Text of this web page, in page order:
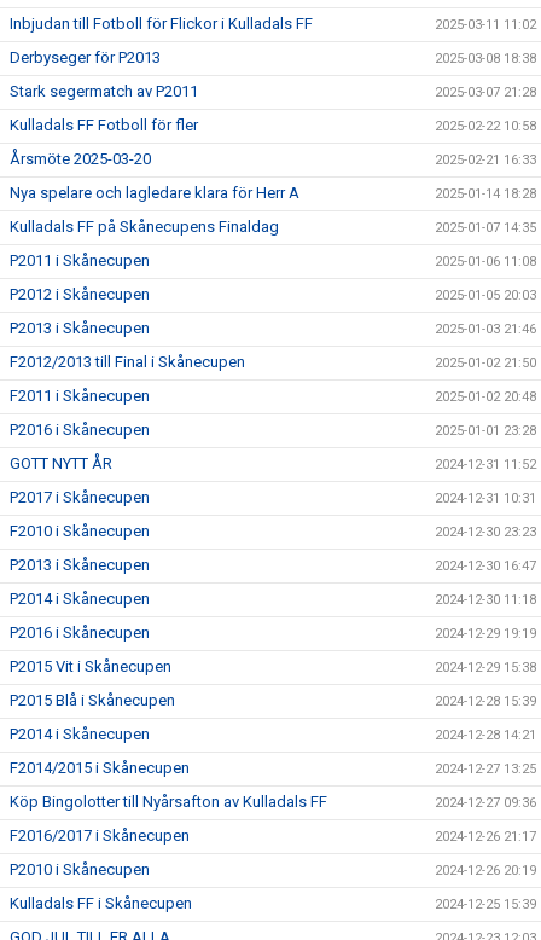
Inbjudan till Fotboll för Flickor i Kulladals FF 2025-03-11 11:02
Derbyseger för P2013 2025-03-08 18:38
Stark segermatch av P2011 2025-03-07 21:28
Kulladals FF Fotboll för fler 2025-02-22 10:58
Årsmöte 2025-03-20 2025-02-21 16:33
Nya spelare och lagledare klara för Herr A 2025-01-14 18:28
Kulladals FF på Skånecupens Finaldag 2025-01-07 14:35
P2011 i Skånecupen 2025-01-06 11:08
P2012 i Skånecupen 2025-01-05 20:03
P2013 i Skånecupen 2025-01-03 21:46
F2012/2013 till Final i Skånecupen 2025-01-02 21:50
F2011 i Skånecupen 2025-01-02 20:48
P2016 i Skånecupen 2025-01-01 23:28
GOTT NYTT ÅR 2024-12-31 11:52
P2017 i Skånecupen 2024-12-31 10:31
F2010 i Skånecupen 2024-12-30 23:23
P2013 i Skånecupen 2024-12-30 16:47
P2014 i Skånecupen 2024-12-30 11:18
P2016 i Skånecupen 2024-12-29 19:19
P2015 Vit i Skånecupen 2024-12-29 15:38
P2015 Blå i Skånecupen 2024-12-28 15:39
P2014 i Skånecupen 2024-12-28 14:21
F2014/2015 i Skånecupen 2024-12-27 13:25
Köp Bingolotter till Nyårsafton av Kulladals FF 2024-12-27 09:36
F2016/2017 i Skånecupen 2024-12-26 21:17
P2010 i Skånecupen 2024-12-26 20:19
Kulladals FF i Skånecupen 2024-12-25 15:39